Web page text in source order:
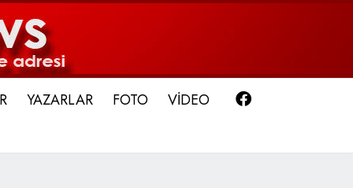
YAZARLAR FOTO VİDEO